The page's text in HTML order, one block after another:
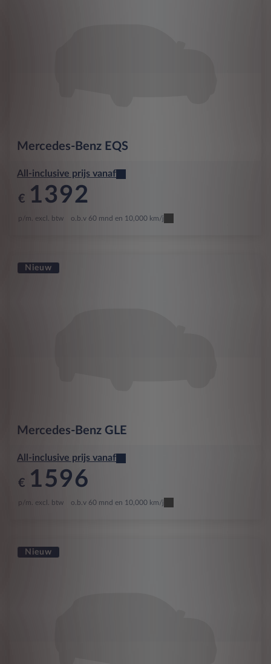
Mercedes-Benz EQS
All-inclusive prijs vanaf
€ 1392
p/m. excl. btw o.b.v 60 mnd en 10,000 km/j
Nieuw
Mercedes-Benz GLE
All-inclusive prijs vanaf
€ 1596
p/m. excl. btw o.b.v 60 mnd en 10,000 km/j
Nieuw